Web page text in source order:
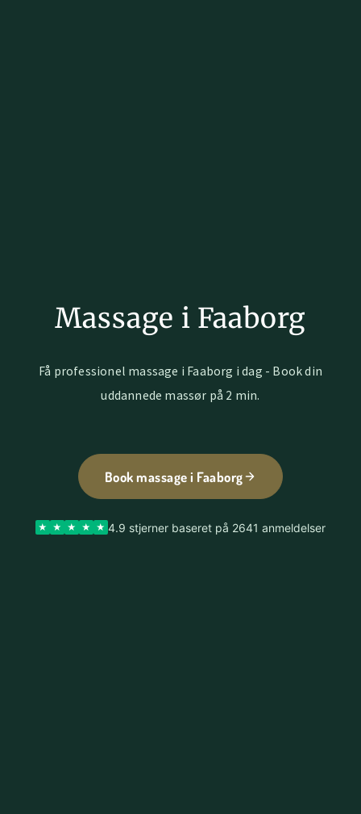
Massage i Faaborg
Få professionel massage i Faaborg i dag - Book din
uddannede massør på 2 min.
Book massage i Faaborg
4.9 stjerner baseret på 2641 anmeldelser